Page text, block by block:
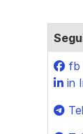
fb
in